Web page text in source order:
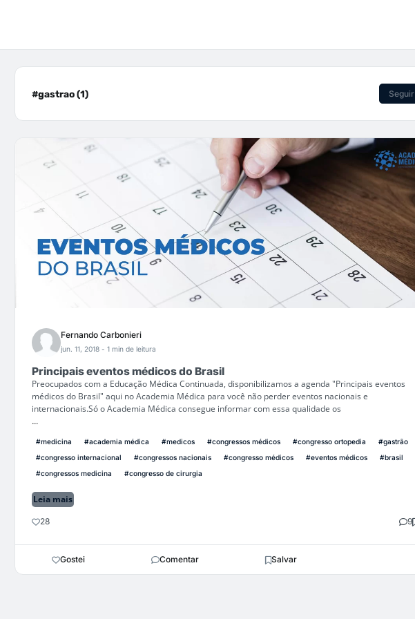
#gastrao (1) Seguir
Fernando Carbonieri
jun. 11, 2018 - 1 min de leitura
Principais eventos médicos do Brasil
Preocupados com a Educação Médica Continuada, disponibilizamos a agenda "Principais eventos
médicos do Brasil" aqui no Academia Médica para você não perder eventos nacionais e
internacionais.Só o Academia Médica consegue informar com essa qualidade os
...
#medicina #academia médica #medicos #congressos médicos #congresso ortopedia
#gastrão
#congresso internacional
#congressos nacionais #congresso médicos #eventos médicos
#brasil
#congressos medicina
#congresso de cirurgia
Leia mais
28 9
Gostei Comentar Salvar